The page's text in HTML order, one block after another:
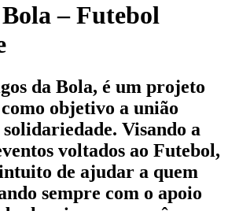
– Futebol
da Bola, é um projeto
objetivo a união
Visando a
voltados ao Futebol,
de ajudar a quem
sempre com o apoio